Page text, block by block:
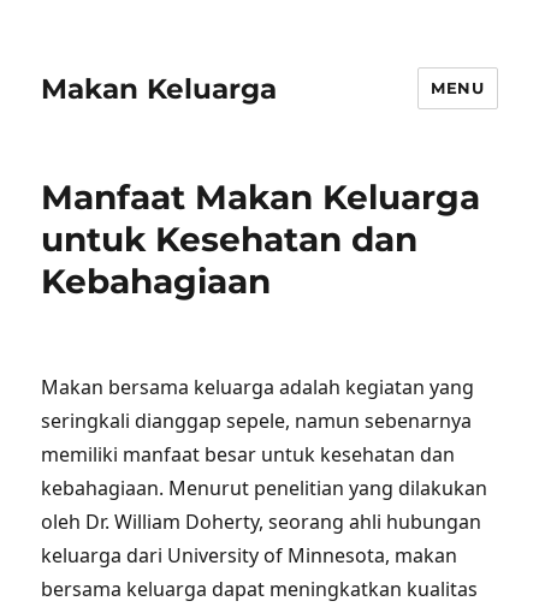
Makan Keluarga MENU
Manfaat Makan Keluarga
untuk Kesehatan dan
Kebahagiaan
Makan bersama keluarga adalah kegiatan yang
seringkali dianggap sepele, namun sebenarnya
memiliki manfaat besar untuk kesehatan dan
kebahagiaan. Menurut penelitian yang dilakukan
oleh Dr. William Doherty, seorang ahli hubungan
keluarga dari University of Minnesota, makan
bersama keluarga dapat meningkatkan kualitas